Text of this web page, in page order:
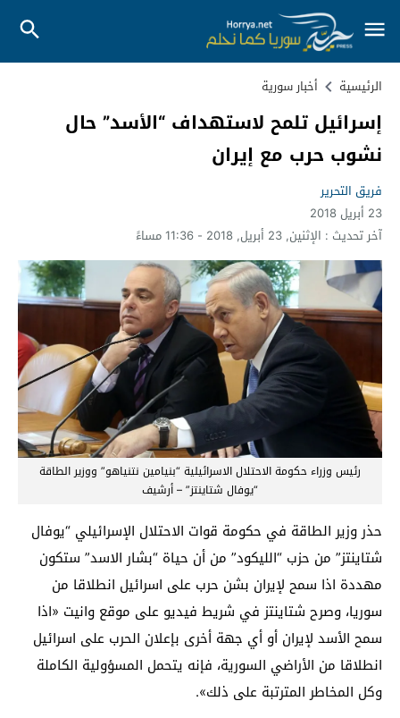
الرئيسية أخبار سورية
إسرائيل تلمح لاستهداف “الأسد” حال
نشوب حرب مع إيران
فريق التحرير
23 أبريل 2018
آخر تحديث : الإثنين, 23 أبريل, 2018 - 11:36 مساءً
رئيس وزراء حكومة الاحتلال الاسرائيلية “بنيامين نتنياهو” ووزير الطاقة
“يوفال شتاينتز” – أرشيف
حذر وزير الطاقة في حكومة قوات الاحتلال الإسرائيلي “يوفال
شتاينتز” من حزب “الليكود” من أن حياة “بشار الاسد” ستكون
مهددة اذا سمح لإيران بشن حرب على اسرائيل انطلاقا من
سوريا، وصرح شتاينتز في شريط فيديو على موقع وانيت «اذا
سمح الأسد لإيران أو أي جهة أخرى بإعلان الحرب على اسرائيل
انطلاقا من الأراضي السورية، فإنه يتحمل المسؤولية الكاملة
وكل المخاطر المترتبة على ذلك».